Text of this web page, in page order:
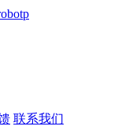
联系我们